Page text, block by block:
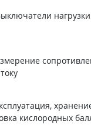
кислородных